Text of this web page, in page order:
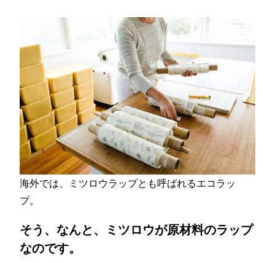
海外では、ミツロウラップとも呼ばれるエコラッ
プ。
そう、なんと、ミツロウが原材料のラップ
なのです。